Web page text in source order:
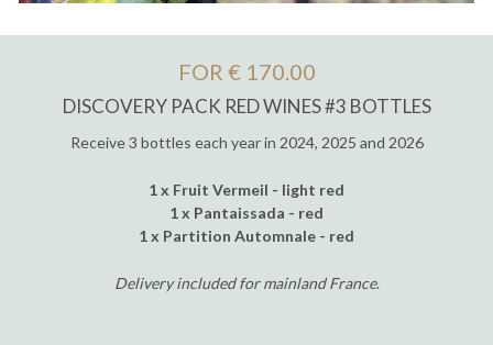
FOR € 170.00
DISCOVERY PACK RED WINES #3 BOTTLES
Receive 3 bottles each year in 2024, 2025 and 2026
1 x Fruit Vermeil - light red
1 x Pantaissada - red
1 x Partition Automnale - red
Delivery included for mainland France.